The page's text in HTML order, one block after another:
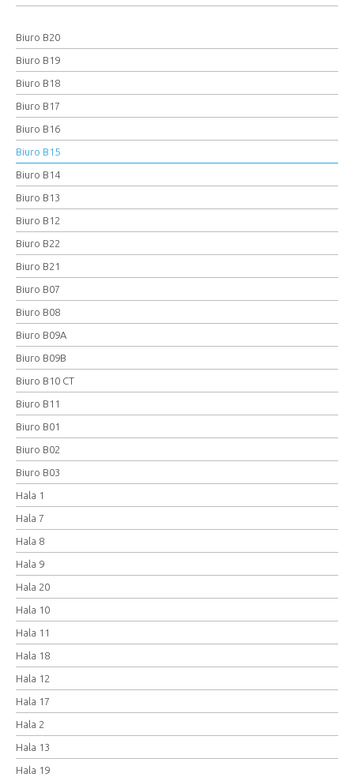
Biuro B20
Biuro B19
Biuro B18
Biuro B17
Biuro B16
Biuro B15
Biuro B14
Biuro B13
Biuro B12
Biuro B22
Biuro B21
Biuro B07
Biuro B08
Biuro B09A
Biuro B09B
Biuro B10 CT
Biuro B11
Biuro B01
Biuro B02
Biuro B03
Hala 1
Hala 7
Hala 8
Hala 9
Hala 20
Hala 10
Hala 11
Hala 18
Hala 12
Hala 17
Hala 2
Hala 13
Hala 19